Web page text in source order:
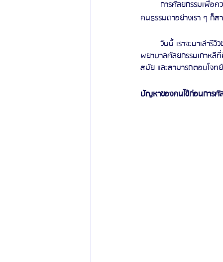
คนธรรมดาอย่างเรา ๆ ก็
วันนี้ เราจะมาเล่า
พยาบาลศัลยกรรมเกาห
สมัย และสามารถตอบโจท
ปัญหาของคนไข้ก่อนการศั